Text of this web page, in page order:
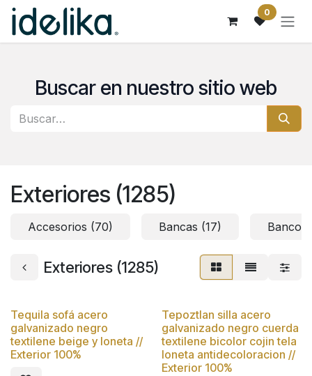
Ir al contenido 0
Buscar en nuestro sitio web
Exteriores (1285)
Accesorios (70) Bancas (17) Bancos
Exteriores (1285)
Nuevo
Tequila sofá acero
galvanizado negro
textilene beige y loneta //
Exterior 100%
Nuevo
Tepoztlan silla acero
galvanizado negro cuerda
textilene bicolor cojin tela
loneta antidecoloracion //
Exterior 100%